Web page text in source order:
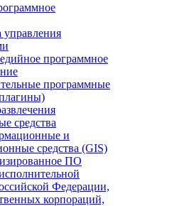
управления
программное
программные
средства
и
средства (GIS)
ПО
Федерации,
корпораций,